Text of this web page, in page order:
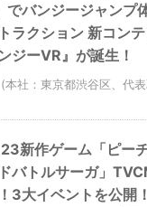
でバンジージャンプ
ラクション 新コン
ジーVR』が誕生！
社：東京都渋谷区、代
新作ゲーム「ピー
バトルサーガ」
3大イベントを公開